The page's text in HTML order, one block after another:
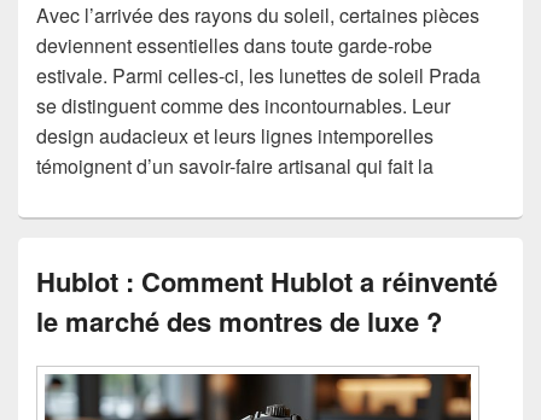
Avec l’arrivée des rayons du soleil, certaines pièces
deviennent essentielles dans toute garde-robe
estivale. Parmi celles-ci, les lunettes de soleil Prada
se distinguent comme des incontournables. Leur
design audacieux et leurs lignes intemporelles
témoignent d’un savoir-faire artisanal qui fait la
Hublot : Comment Hublot a réinventé
le marché des montres de luxe ?